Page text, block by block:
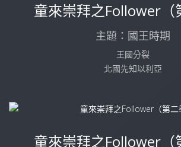
童來崇拜之Follower（
主題：國王時期
王國分裂
北國先知以利亞
童來崇拜之Follower（